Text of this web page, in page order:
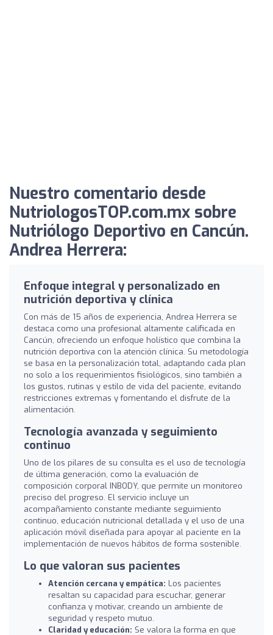
Nuestro comentario desde
NutriologosTOP.com.mx sobre
Nutriólogo Deportivo en Cancún.
Andrea Herrera:
Enfoque integral y personalizado en
nutrición deportiva y clínica
Con más de 15 años de experiencia, Andrea Herrera se
destaca como una profesional altamente calificada en
Cancún, ofreciendo un enfoque holístico que combina la
nutrición deportiva con la atención clínica. Su metodología
se basa en la personalización total, adaptando cada plan
no solo a los requerimientos fisiológicos, sino también a
los gustos, rutinas y estilo de vida del paciente, evitando
restricciones extremas y fomentando el disfrute de la
alimentación.
Tecnología avanzada y seguimiento
continuo
Uno de los pilares de su consulta es el uso de tecnología
de última generación, como la evaluación de
composición corporal INBODY, que permite un monitoreo
preciso del progreso. El servicio incluye un
acompañamiento constante mediante seguimiento
continuo, educación nutricional detallada y el uso de una
aplicación móvil diseñada para apoyar al paciente en la
implementación de nuevos hábitos de forma sostenible.
Lo que valoran sus pacientes
Atención cercana y empática: Los pacientes
resaltan su capacidad para escuchar, generar
confianza y motivar, creando un ambiente de
seguridad y respeto mutuo.
Claridad y educación: Se valora la forma en que